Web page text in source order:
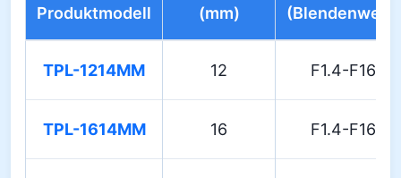
Produktmodell
(mm)
(Blendenwert)
TPL-1214MM 12 F1.4-F16
TPL-1614MM 16 F1.4-F16